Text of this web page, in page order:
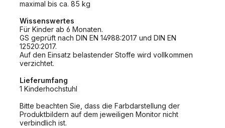
maximal bis ca. 85 kg
Wissenswertes
Für Kinder ab 6 Monaten.
GS geprüft nach DIN EN 14988:2017 und DIN EN
12520:2017.
Auf den Einsatz belastender Stoffe wird vollkommen
verzichtet.
Lieferumfang
1 Kinderhochstuhl
Bitte beachten Sie, dass die Farbdarstellung der
Produktbildern auf dem jeweiligen Monitor nicht
verbindlich ist.